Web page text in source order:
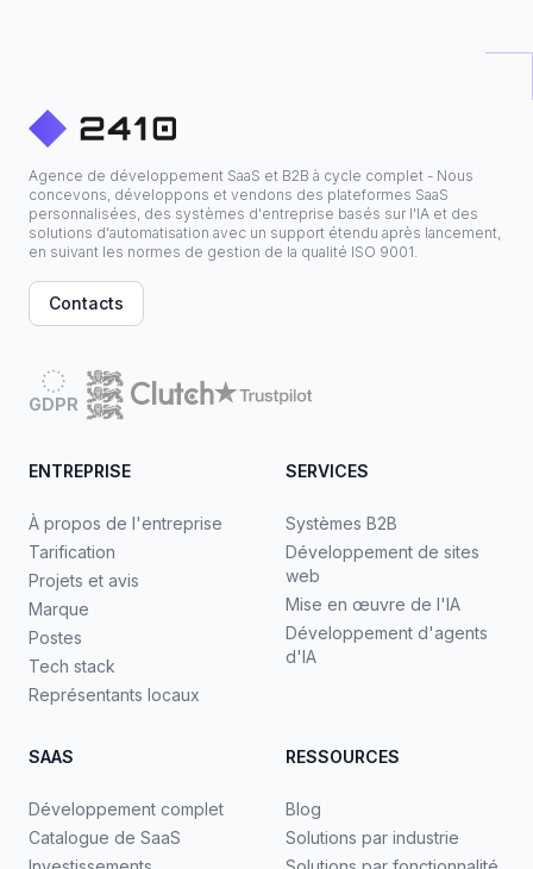
Agence de développement SaaS et B2B à cycle complet - Nous
concevons, développons et vendons des plateformes SaaS
personnalisées, des systèmes d'entreprise basés sur l'IA et des
solutions d'automatisation avec un support étendu après lancement,
en suivant les normes de gestion de la qualité ISO 9001.
Contacts
GDPR
ENTREPRISE
À propos de l'entreprise
Tarification
Projets et avis
Marque
Postes
Tech stack
Représentants locaux
SERVICES
Systèmes B2B
Développement de sites
web
Mise en œuvre de l'IA
Développement d'agents
d'IA
SAAS
Développement complet
Catalogue de SaaS
RESSOURCES
Blog
Solutions par industrie